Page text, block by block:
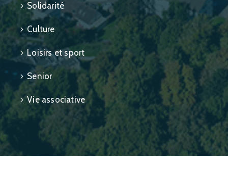
Solidarité
Culture
Loisirs et sport
Senior
Vie associative